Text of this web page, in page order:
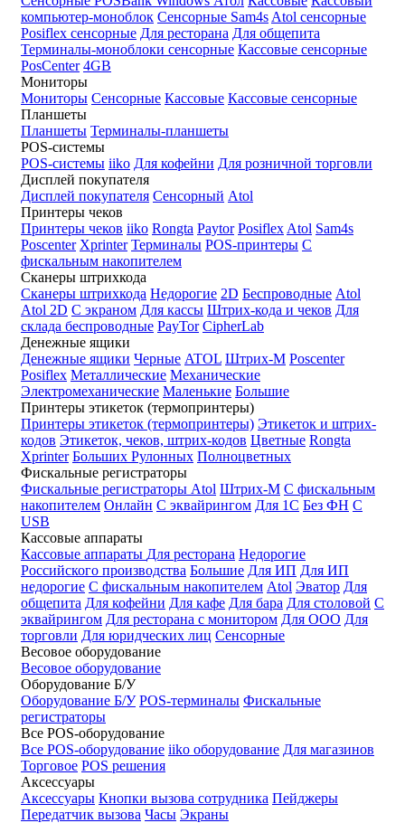
компьютер-моноблок Сенсорные Sam4s Atol сенсорные
Posiflex сенсорные Для ресторана Для общепита
Терминалы-моноблоки сенсорные Кассовые сенсорные
PosCenter 4GB
Мониторы
Мониторы Сенсорные Кассовые Кассовые сенсорные
Планшеты
Планшеты Терминалы-планшеты
POS-системы
POS-системы iiko Для кофейни Для розничной торговли
Дисплей покупателя
Дисплей покупателя Сенсорный Atol
Принтеры чеков
Принтеры чеков iiko Rongta Paytor Posiflex Atol Sam4s
Poscenter Xprinter Терминалы POS-принтеры С
фискальным накопителем
Сканеры штрихкода
Сканеры штрихкода Недорогие 2D Беспроводные Atol
Atol 2D С экраном Для кассы Штрих-кода и чеков Для
склада беспроводные PayTor CipherLab
Денежные ящики
Денежные ящики Черные ATOL Штрих-М Poscenter
Posiflex Металлические Механические
Электромеханические Маленькие Большие
Принтеры этикеток (термопринтеры)
Принтеры этикеток (термопринтеры) Этикеток и штрих-
кодов Этикеток, чеков, штрих-кодов Цветные Rongta
Xprinter Больших Рулонных Полноцветных
Фискальные регистраторы
Фискальные регистраторы Atol Штрих-М С фискальным
накопителем Онлайн С эквайрингом Для 1С Без ФН С
USB
Кассовые аппараты
Кассовые аппараты Для ресторана Недорогие
Российского производства Большие Для ИП Для ИП
недорогие С фискальным накопителем Atol Эватор Для
общепита Для кофейни Для кафе Для бара Для столовой С
эквайрингом Для ресторана с монитором Для ООО Для
торговли Для юридческих лиц Сенсорные
Весовое оборудование
Весовое оборудование
Оборудование Б/У
Оборудование Б/У POS-терминалы Фискальные
регистраторы
Все POS-оборудование
Все POS-оборудование iiko оборудование Для магазинов
Торговое POS решения
Аксессуары
Аксессуары Кнопки вызова сотрудника Пейджеры
Передатчик вызова Часы Экраны